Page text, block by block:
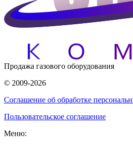
Продажа газового оборудования
© 2009-2026
Соглашение об обработке
Пользовательское соглашение
Меню: